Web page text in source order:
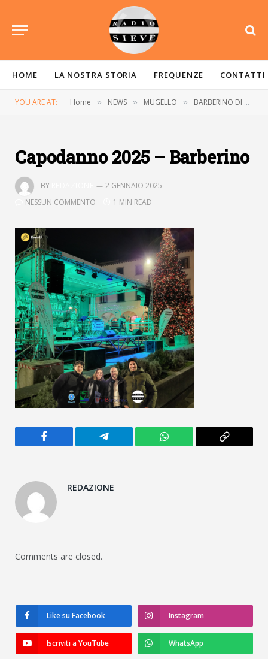
HOME LA NOSTRA STORIA FREQUENZE CONTATTI
YOU ARE AT: Home » NEWS » MUGELLO » BARBERINO DI MUGELLO
Capodanno 2025 – Barberino
BY
2 GENNAIO 2025
NESSUN COMMENTO
1 MIN READ
Facebook Telegram WhatsApp
Copy
REDAZIONE
Comments are closed.
Like su Facebook Instagram
Iscriviti a YouTube WhatsApp